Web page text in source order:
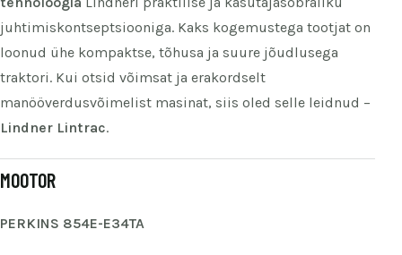
juhtimiskontseptsiooniga. Kaks kogemustega tootjat on
loonud ühe kompaktse, tõhusa ja suure jõudlusega
traktori. Kui otsid võimsat ja erakordselt
manööverdusvõimelist masinat, siis oled selle leidnud –
Lindner Lintrac.
MOOTOR
PERKINS 854E-E34TA